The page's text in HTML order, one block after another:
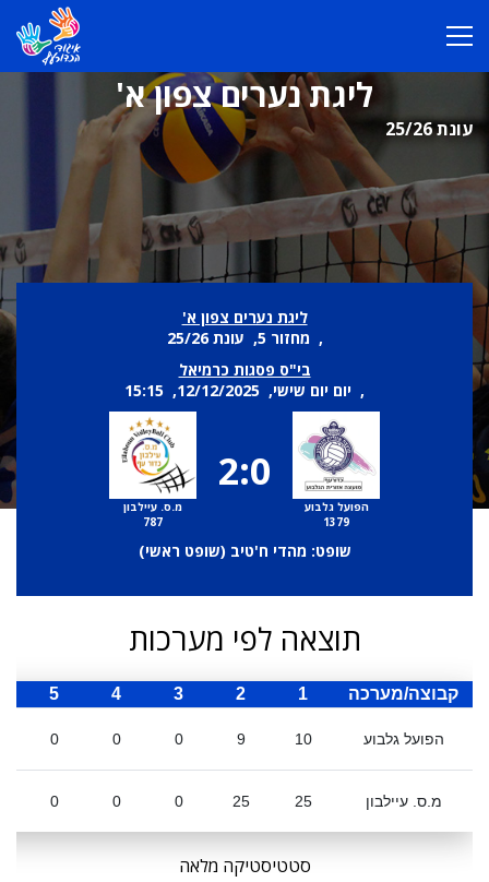
ליגת נערים צפון א'
עונת 25/26
ליגת נערים צפון א'
, מחזור 5, עונת 25/26
בי"ס פסגות כרמיאל
, יום יום שישי, 12/12/2025, 15:15
הפועל גלבוע
1379
2:0
מ.ס. עיילבון
787
שופט: מהדי ח'טיב (שופט ראשי)
תוצאה לפי מערכות
קבוצה/מערכה 1
2
3
4
5
הפועל גלבוע 10
9
0
0
0
מ.ס. עיילבון 25
25
0
0
0
סטטיסטיקה מלאה